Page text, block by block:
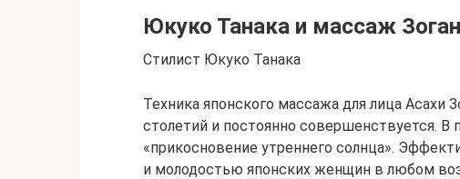
Юкуко Танака и массаж
Стилист Юкуко Танака
Техника японского массажа для лица Асахи
столетий и постоянно совершенствуется. В
«прикосновение утреннего солнца».
и молодостью японских женщин в любом